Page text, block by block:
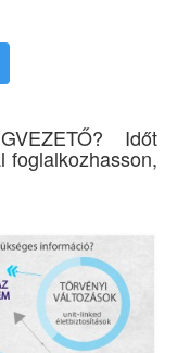
Időt
foglalkozhasson,